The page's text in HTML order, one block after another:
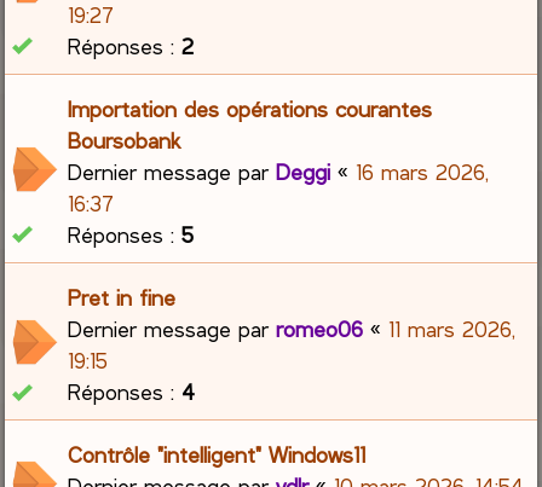
19:27
Réponses :2
Importation des opérations courantes
Boursobank
Dernier message parDeggi « 16 mars 2026,
16:37
Réponses :5
Pret in fine
Dernier message parromeo06 « 11 mars 2026,
19:15
Réponses : 4
Contrôle "intelligent" Windows11